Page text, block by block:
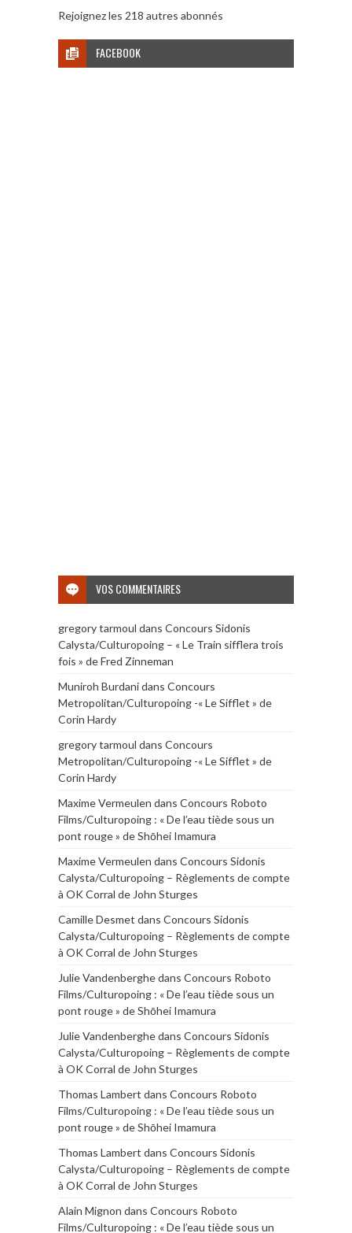
Rejoignez les 218 autres abonnés
FACEBOOK
VOS COMMENTAIRES
gregory tarmoul dans Concours Sidonis
Calysta/Culturopoing – « Le Train sifflera trois
fois » de Fred Zinneman
Muniroh Burdanidans Concours
Metropolitan/Culturopoing -« Le Sifflet » de
Corin Hardy
gregory tarmoul dans Concours
Metropolitan/Culturopoing -« Le Sifflet » de
Corin Hardy
Maxime Vermeulen dans Concours Roboto
Films/Culturopoing : « De l’eau tiède sous un
pont rouge » de Shōhei Imamura
Maxime Vermeulen dans Concours Sidonis
Calysta/Culturopoing – Règlements de compte
à OK Corral de John Sturges
Camille Desmet dans Concours Sidonis
Calysta/Culturopoing – Règlements de compte
à OK Corral de John Sturges
Julie Vandenberghedans Concours Roboto
Films/Culturopoing : « De l’eau tiède sous un
pont rouge » de Shōhei Imamura
Julie Vandenberghedans Concours Sidonis
Calysta/Culturopoing – Règlements de compte
à OK Corral de John Sturges
Thomas Lambert dans Concours Roboto
Films/Culturopoing : « De l’eau tiède sous un
pont rouge » de Shōhei Imamura
Thomas Lambert dans Concours Sidonis
Calysta/Culturopoing – Règlements de compte
à OK Corral de John Sturges
Alain Mignon dans Concours Roboto
Films/Culturopoing : « De l’eau tiède sous un